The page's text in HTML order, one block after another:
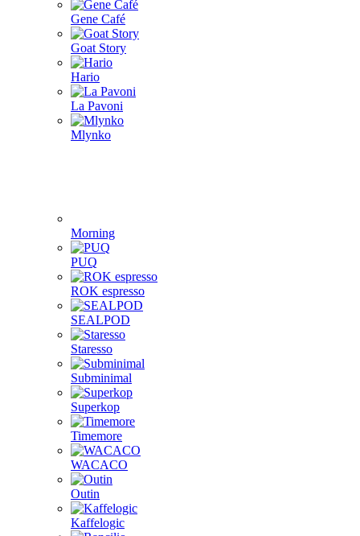
Gene Café
Goat Story
Hario
La Pavoni
Mlynko
Morning
PUQ
ROK espresso
SEALPOD
Staresso
Subminimal
Superkop
Timemore
WACACO
Outin
Kaffelogic